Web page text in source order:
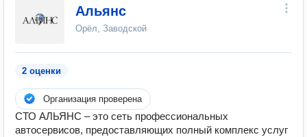
Альянс
Орёл, Заводской
2 оценки
Организация проверена
СТО АЛЬЯНС – это сеть профессиональных
автосервисов, предоставляющих полный комплекс услуг